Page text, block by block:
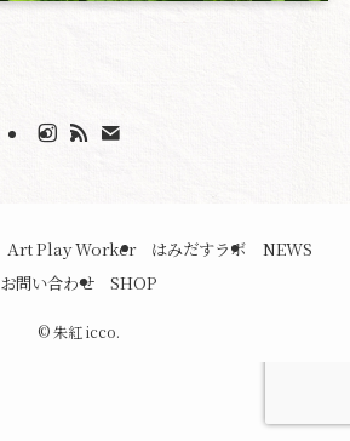
Art Play Worker はみだすラボ
NEWS
お問い合わせ
SHOP
©朱紅 icco.